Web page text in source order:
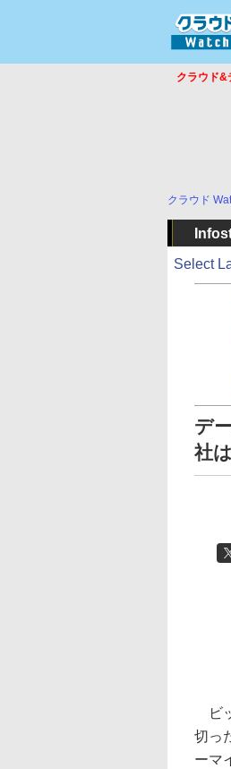
クラウド&
クラウド
Select
デ
社
ビ
切っ
ーマ